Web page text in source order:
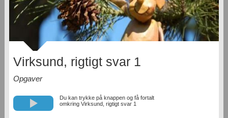
Virksund, rigtigt svar 1
Opgaver
Du kan trykke på knappen og få fortalt
omkring Virksund, rigtigt svar 1